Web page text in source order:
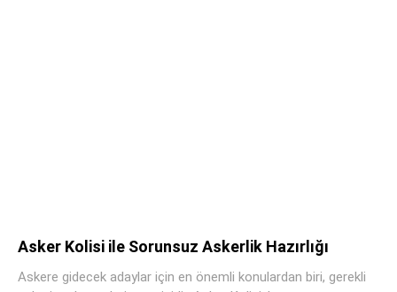
Asker Kolisi ile Sorunsuz Askerlik Hazırlığı
Askere gidecek adaylar için en önemli konulardan biri, gerekli